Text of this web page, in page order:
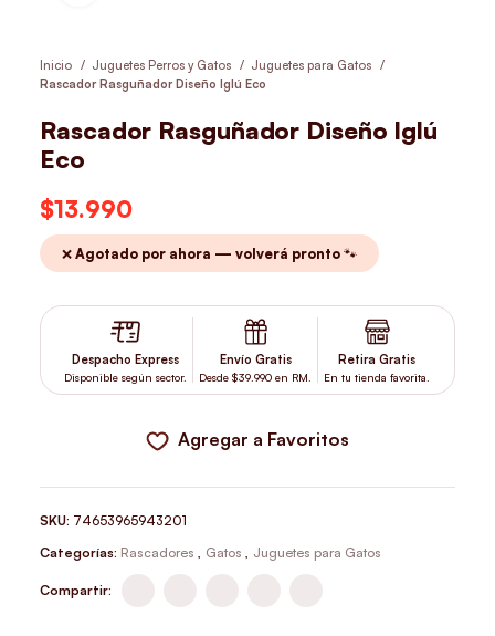
Inicio Juguetes Perros y Gatos
Juguetes para Gatos
Rascador Rasguñador Diseño Iglú Eco
Rascador Rasguñador Diseño Iglú
Eco
$13.990
❌ Agotado por ahora — volverá pronto 🐾
Despacho Express
Disponible según sector.
Envío Gratis
Desde $39.990 en RM.
Retira Gratis
En tu tienda favorita.
Agregar a Favoritos
SKU: 74653965943201
Categorías: Rascadores Gatos Juguetes para Gatos
Compartir: